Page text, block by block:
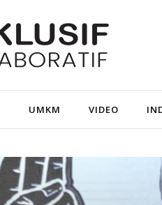
UMKM VIDEO